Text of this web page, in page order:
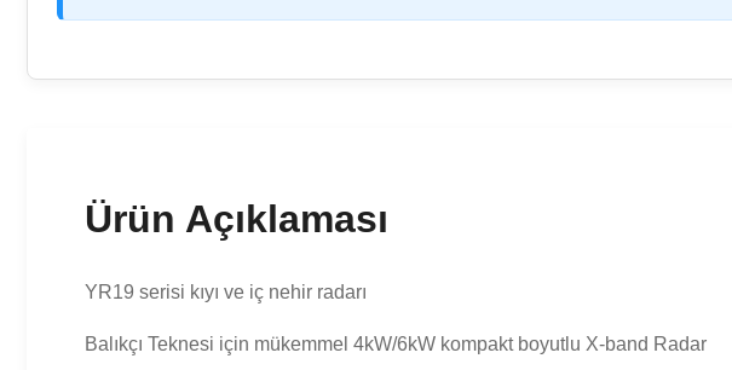
Ürün Açıklaması
YR19 serisi kıyı ve iç nehir radarı
Balıkçı Teknesi için mükemmel 4kW/6kW kompakt boyutlu X-band Radar